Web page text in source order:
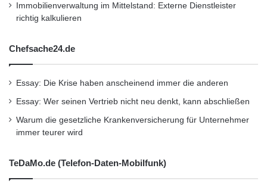
http://www.megaman.cc/sustainability-report
Informationen zu Neonlite
Neonlite Electronic Lighting (HK) Limited, der
Markeneigentümer von MEGAMAN(R), ist der
weltweit führende Anbieter in den Bereichen
Design, Innovation und Vertrieb von
umweltfreundlichen, energieeffizienten LED-
und ESL-Beleuchtungsprodukten. Das
Immobilienverwaltung im Mittelstand: Externe Dienstleister
richtig kalkulieren
Chefsache24.de
Essay: Die Krise haben anscheinend immer die anderen
Essay: Wer seinen Vertrieb nicht neu denkt, kann abschließen
Warum die gesetzliche Krankenversicherung für Unternehmer
immer teurer wird
TeDaMo.de (Telefon-Daten-Mobilfunk)